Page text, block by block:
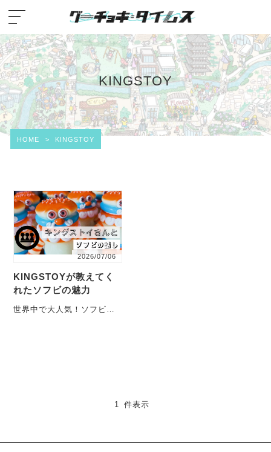
KINGSTOY
HOME > KINGSTOY
2026/07/06
KINGSTOYが教えてく
れたソフビの魅力
世界中で大人気！ソフビの
1 件表示